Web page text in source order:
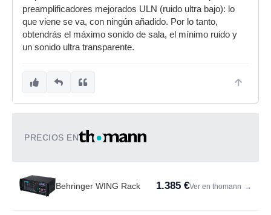
preamplificadores mejorados ULN (ruido ultra bajo): lo
que viene se va, con ningún añadido. Por lo tanto,
obtendrás el máximo sonido de sala, el mínimo ruido y
un sonido ultra transparente.
PRECIOS EN
Behringer WING Rack 1.385 €Ver en thomann →